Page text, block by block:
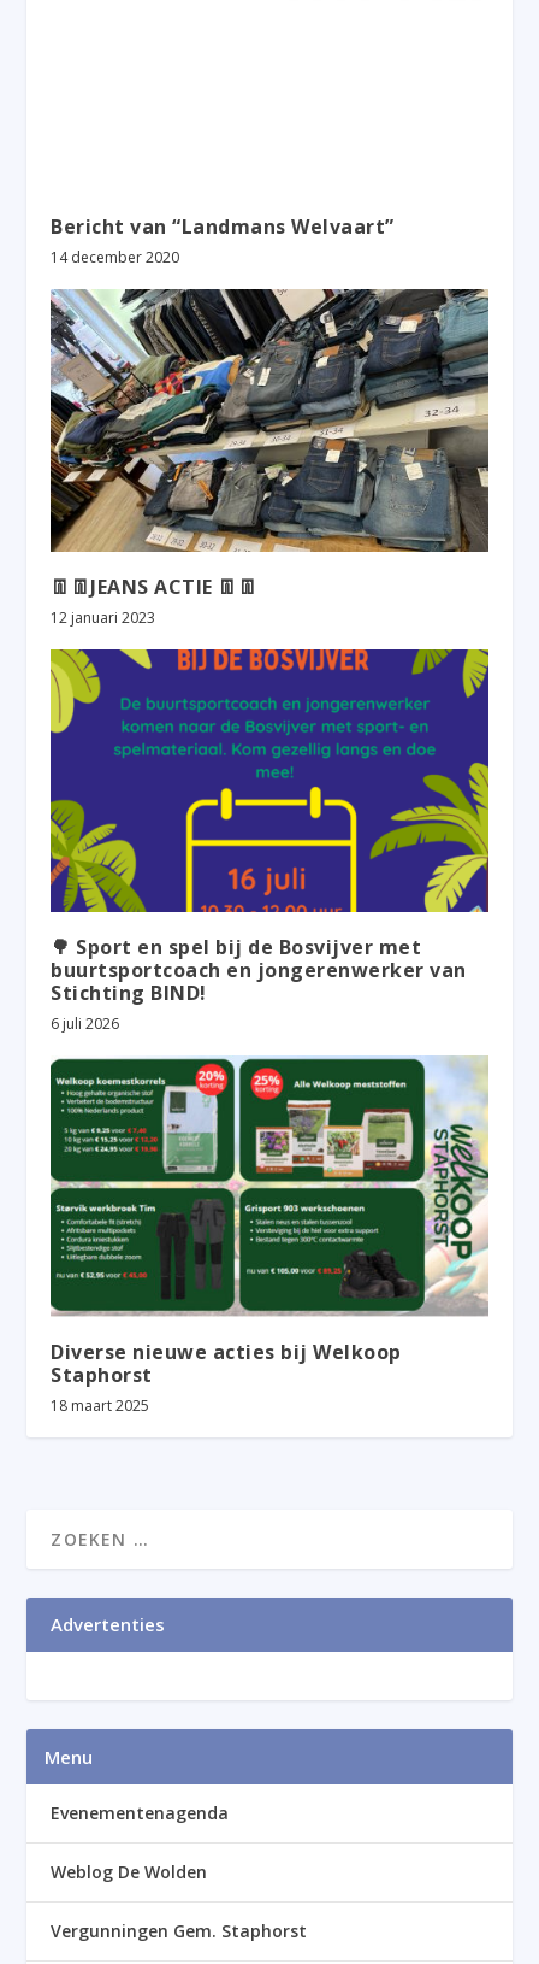
Bericht van “Landmans Welvaart”
14 december 2020
👖👖JEANS ACTIE 👖👖
12 januari 2023
🌳 Sport en spel bij de Bosvijver met
buurtsportcoach en jongerenwerker van
Stichting BIND!
6 juli 2026
Diverse nieuwe acties bij Welkoop
Staphorst
18 maart 2025
Advertenties
Menu
Evenementenagenda
Weblog De Wolden
Vergunningen Gem. Staphorst